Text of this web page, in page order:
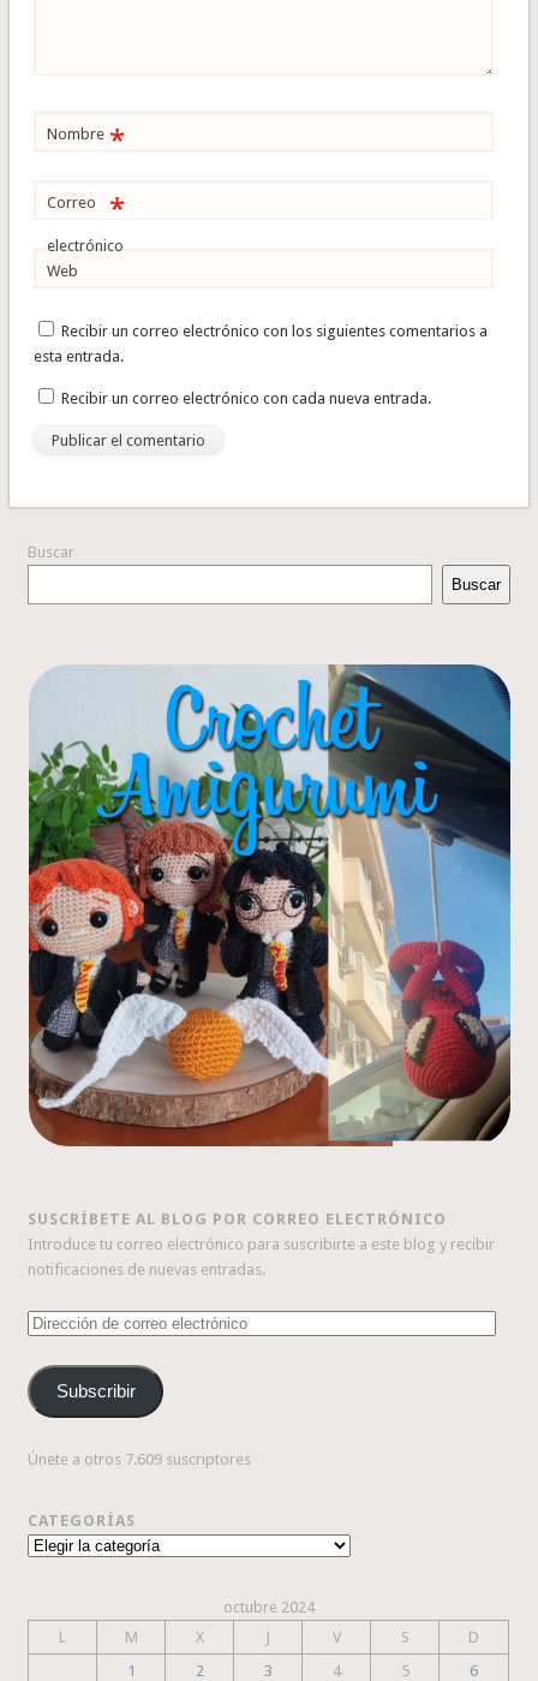
Nombre *
Correo
electrónico
*
Web
Recibir un correo electrónico con los siguientes comentarios a
esta entrada.
Recibir un correo electrónico con cada nueva entrada.
Buscar
Buscar
SUSCRÍBETE AL BLOG POR CORREO ELECTRÓNICO
Introduce tu correo electrónico para suscribirte a este blog y recibir
notificaciones de nuevas entradas.
Dirección
correo
electrónico
Subscribir
Únete a otros 7.609 suscriptores
CATEGORÍAS
Categorías
octubre 2024
L
M X J V S
D
1
2 3 4 5
6